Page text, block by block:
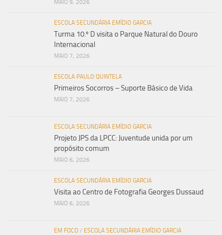
MAIO 9, 2026
ESCOLA SECUNDÁRIA EMÍDIO GARCIA
Turma 10.º D visita o Parque Natural do Douro
Internacional
MAIO 7, 2026
ESCOLA PAULO QUINTELA
Primeiros Socorros – Suporte Básico de Vida
MAIO 7, 2026
ESCOLA SECUNDÁRIA EMÍDIO GARCIA
Projeto JPS da LPCC: Juventude unida por um
propósito comum
MAIO 6, 2026
ESCOLA SECUNDÁRIA EMÍDIO GARCIA
Visita ao Centro de Fotografia Georges Dussaud
MAIO 6, 2026
EM FOCO / ESCOLA SECUNDÁRIA EMÍDIO GARCIA